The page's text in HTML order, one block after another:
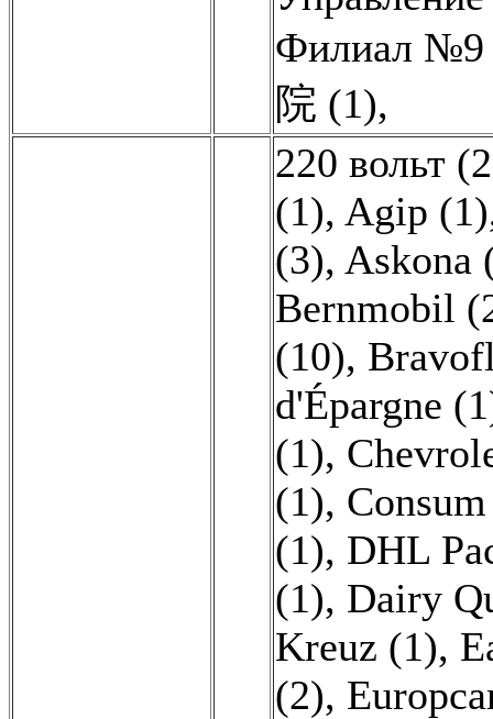
Филиал №9
院 (1),
220 вольт
(1), Agip (1)
(3), Askona
Bernmobil
(10),
d'Épargne
(1),
(1),
(1), DHL
(1), Dairy
Kreuz (1),
(2),